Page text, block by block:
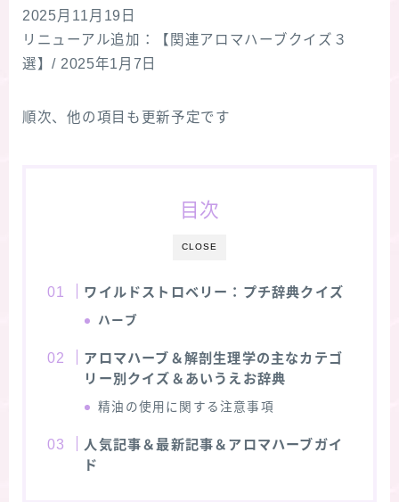
2025月11月19日
リニューアル追加：【関連アロマハーブクイズ３
選】/ 2025年1月7日
順次、他の項目も更新予定です
CLOSE
目次
ワイルドストロベリー：プチ辞典クイズ
ハーブ
アロマハーブ＆解剖生理学の主なカテゴ
リー別クイズ＆あいうえお辞典
精油の使用に関する注意事項
人気記事＆最新記事＆アロマハーブガイ
ド